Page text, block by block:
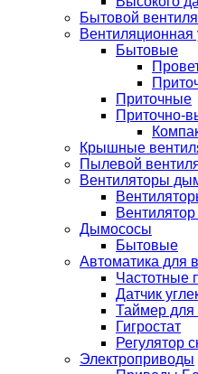
Бытовой
Вентиляционная
Бытовые
Приточные
Приточно-
Крышные
Пылевой
Вентиляторы
Дымососы
Бытовые
Автоматика для
Частотные
Датчик
Таймер для
Гигростат
Регулятор
Электроприводы